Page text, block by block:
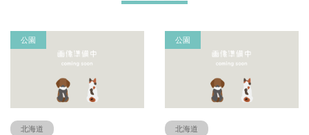
公園
北海道
公園
北海道